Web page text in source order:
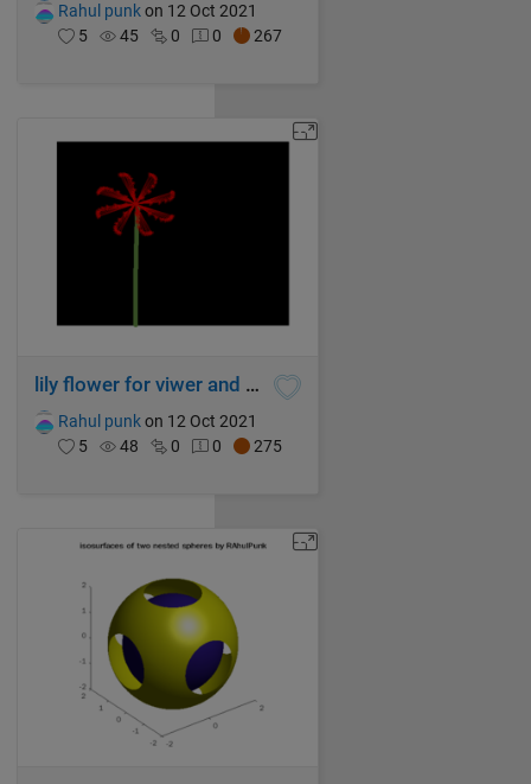
Rahul punkon 12 Oct 2021
5
45 0 0 267
lily flower for viwer and matlab
Rahul punkon 12 Oct 2021
5
48 0 0 275